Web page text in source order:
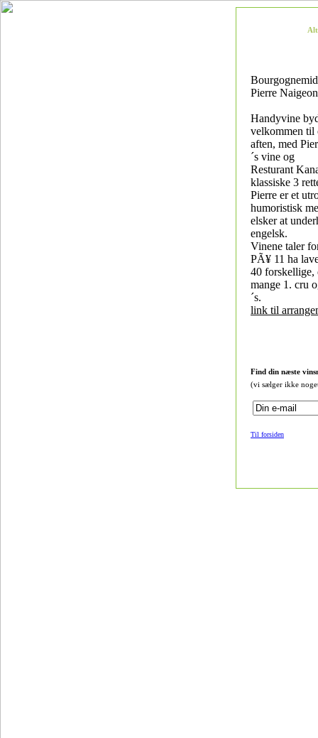
Pierre
Handyvine
velkommen til
aften, med
´s vine og
Resturant
klassiske 3
Pierre er et
humoristisk
elsker at
engelsk.
Vinene taler
PÃ¥ 11 ha
40 forskellige,
mange 1. cru
´s.
link til
Find din næste
(vi sælger ikke
Til forsiden